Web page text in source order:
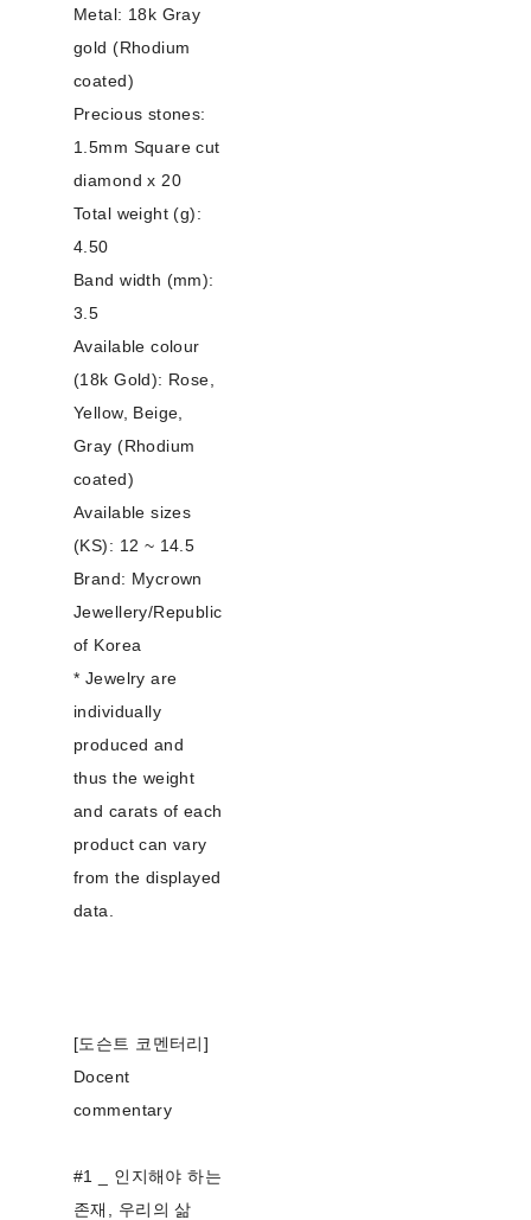
Metal: 18k Gray
gold (Rhodium
coated)
Precious stones:
1.5mm Square cut
diamond x 20
Total weight (g):
4.50
Band width (mm):
3.5
Available colour
(18k Gold): Rose,
Yellow, Beige,
Gray (Rhodium
coated)
Available sizes
(KS): 12 ~ 14.5
Brand: Mycrown
Jewellery/Republic
of Korea
* Jewelry are
individually
produced and
thus the weight
and carats of each
product can vary
from the displayed
data.
[도슨트 코멘터리]
Docent
commentary
#1 _ 인지해야 하는
존재, 우리의 삶